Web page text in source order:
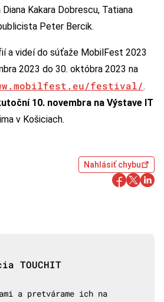
Kakara Dobrescu, Tatiana
Peter Bercik.
a videí do súťaže MobilFest 2023
2023 do 30. októbra 2023 na
festival/.
10. novembra na Výstave IT
v Košiciach.
Nahlásiť chybu
TOUCHIT
a pretvárame ich na